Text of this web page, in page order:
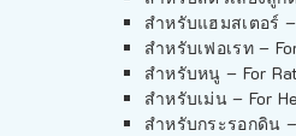
สำหรับแฮมสเตอร์
สำหรับเฟอเรท –
สำหรับหนู – For
สำหรับเม่น – For
สำหรับกระรอกดิน